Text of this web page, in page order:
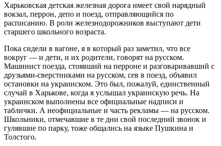
Харьковская детская железная дорога имеет свой нарядный
вокзал, перрон, депо и поезд, отправляющийся по
расписанию. В роли железнодорожников выступают дети
старшего школьного возраста.
Пока сидели в вагоне, я в который раз заметил, что все
вокруг — и дети, и их родители, говорят на русском.
Машинист поезда, стоявший на перроне и разговаривавший с
друзьями-сверстниками на русском, сев в поезд, объявил
остановки на украинском. Это был, пожалуй, единственный
случай в Харькове, когда я услышал украинскую речь. На
украинском выполнены все официальные надписи и
таблички. А неофициальные и часть рекламы — на русском.
Школьники, отмечавшие в те дни свой последний звонок и
гулявшие по парку, тоже общались на языке Пушкина и
Толстого.